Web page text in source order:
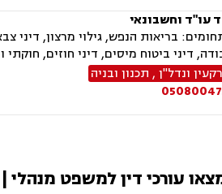
עו"ד וחשבונאי
בריאות הנפש, גילוי מרצון, דיני
דיני ביטוח מיסים, דיני חוזים,
ונדל"ן, תכנון ובניה
עורכי דין למשפט מנהלי